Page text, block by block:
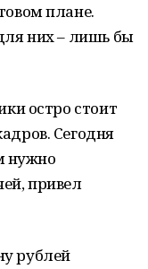
плане.
них – лишь бы
остро стоит
Сегодня
нужно
привел
рублей